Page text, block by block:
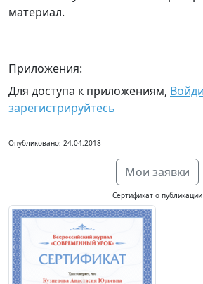
материал.
Приложения:
Для доступа к приложениям,
зарегистрируйтесь
Опубликовано: 24.04.2018
Мои заявки
Сертификат о публикации